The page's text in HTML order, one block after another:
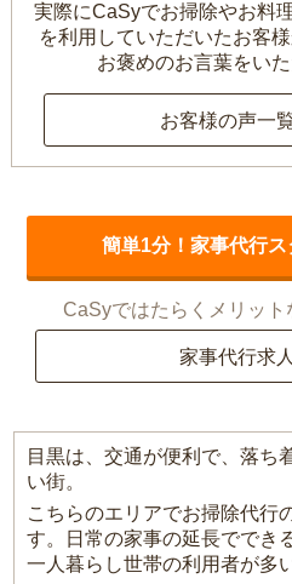
実際にCaSyでお掃除やお料
を利用していただいたお客様
お褒めのお言葉をい
お客様の声一
簡単1分！家事代行
CaSyではたらくメリッ
家事代行求
目黒は、交通が便利で、落ち
い街。
こちらのエリアでお掃除代行
す。日常の家事の延長ででき
一人暮らし世帯の利用者が多